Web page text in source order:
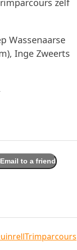
zelf
Wassenaarse
Inge Zweerts
Email to a friend
Trimparcours